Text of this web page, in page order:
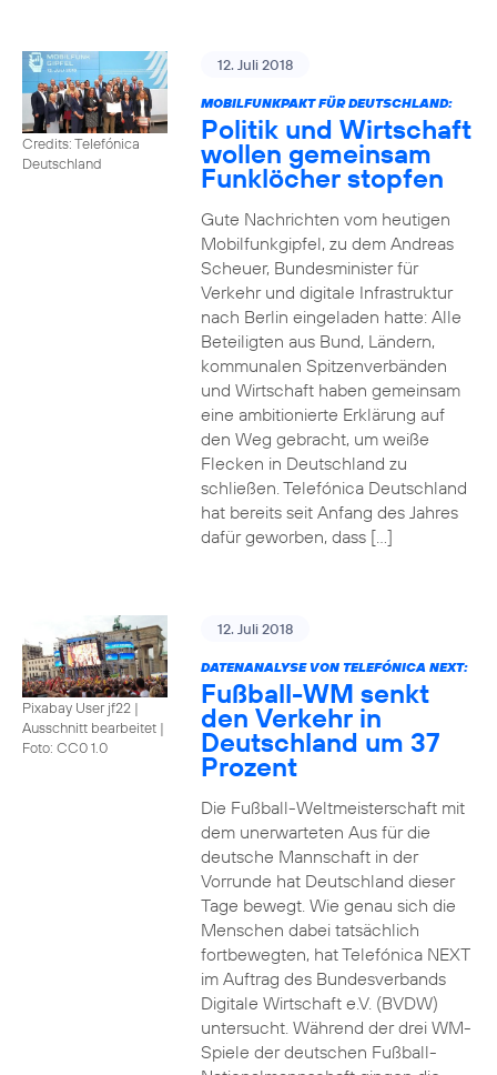
Credits: Telefónica
Deutschland
12. Juli 2018
MOBILFUNKPAKT FÜR DEUTSCHLAND:
Politik und Wirtschaft
wollen gemeinsam
Funklöcher stopfen
Gute Nachrichten vom heutigen
Mobilfunkgipfel, zu dem Andreas
Scheuer, Bundesminister für
Verkehr und digitale Infrastruktur
nach Berlin eingeladen hatte: Alle
Beteiligten aus Bund, Ländern,
kommunalen Spitzenverbänden
und Wirtschaft haben gemeinsam
eine ambitionierte Erklärung auf
den Weg gebracht, um weiße
Flecken in Deutschland zu
schließen. Telefónica Deutschland
hat bereits seit Anfang des Jahres
dafür geworben, dass […]
Pixabay User jf22 |
Ausschnitt bearbeitet |
Foto: CC0 1.0
12. Juli 2018
DATENANALYSE VON TELEFÓNICA NEXT:
Fußball-WM senkt
den Verkehr in
Deutschland um 37
Prozent
Die Fußball-Weltmeisterschaft mit
dem unerwarteten Aus für die
deutsche Mannschaft in der
Vorrunde hat Deutschland dieser
Tage bewegt. Wie genau sich die
Menschen dabei tatsächlich
fortbewegten, hat Telefónica NEXT
im Auftrag des Bundesverbands
Digitale Wirtschaft e.V. (BVDW)
untersucht. Während der drei WM-
Spiele der deutschen Fußball-